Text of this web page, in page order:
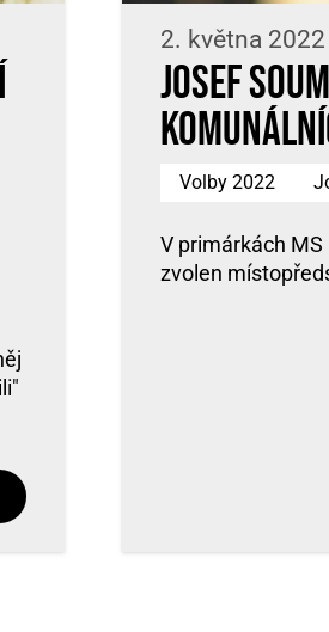
2. května
Josef
Volby 2022
V primárkách
zvolen